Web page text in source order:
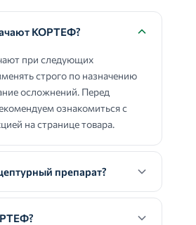
КОРТЕФ?
при следующих
строго по назначению
осложнений. Перед
ознакомиться с
на странице товара.
препарат?